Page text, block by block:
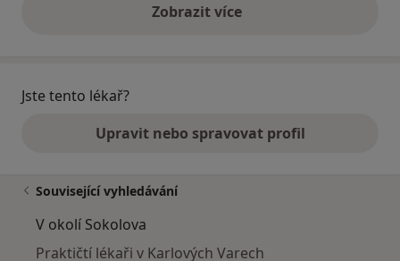
Zobrazit vícevýše uvedené názory
Jste tento lékař?
Upravit nebo spravovat profil
Související vyhledávání
V okolí Sokolova
Praktičtí lékaři v Karlových Varech